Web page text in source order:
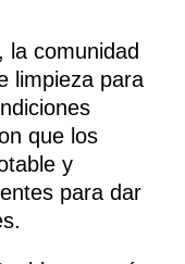
la comunidad
limpieza para
que los
y
para dar